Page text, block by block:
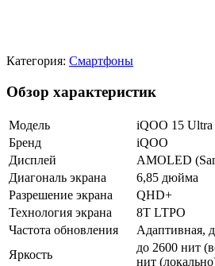
Категория: Смартфоны
Обзор характеристик
Модель
iQOO 15 Ultra
Бренд
iQOO
Дисплей
AMOLED
Диагональ экрана
6,85 дюйма
Разрешение экрана
QHD+
Технология экрана
8T LTPO
Частота обновления
Адаптивная,
Яркость
до 2600 нит
нит